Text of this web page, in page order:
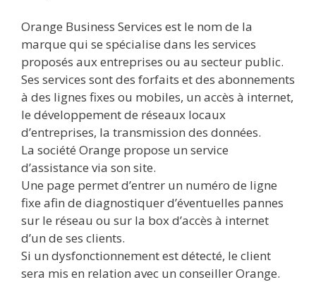
Orange Business Services est le nom de la
marque qui se spécialise dans les services
proposés aux entreprises ou au secteur public.
Ses services sont des forfaits et des abonnements
à des lignes fixes ou mobiles, un accès à internet,
le développement de réseaux locaux
d’entreprises, la transmission des données.
La société Orange propose un service
d’assistance via son site.
Une page permet d’entrer un numéro de ligne
fixe afin de diagnostiquer d’éventuelles pannes
sur le réseau ou sur la box d’accès à internet
d’un de ses clients.
Si un dysfonctionnement est détecté, le client
sera mis en relation avec un conseiller Orange.